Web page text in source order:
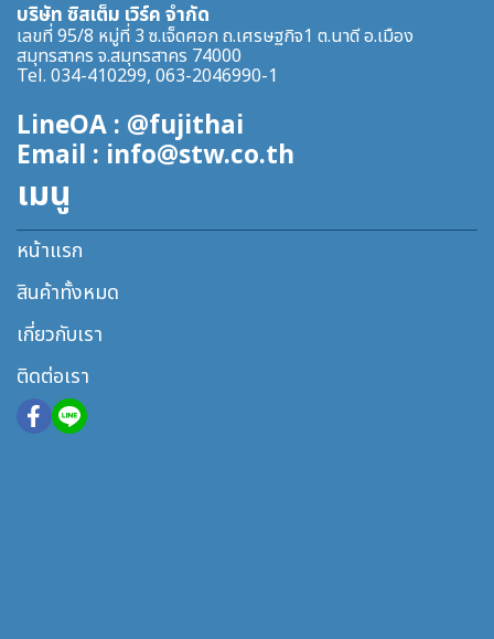
บริษัท ซิสเต็ม เวิร์ค จำกัด
เลขที่ 95/8 หมู่ที่ 3 ซ.เจ็ดศอก ถ.เศรษฐกิจ1 ต.นาดี อ.เมือง
สมุทรสาคร จ.สมุทรสาคร 74000
Tel. 034-410299, 063-2046990-1
LineOA : @fujithai
Email : info@stw.co.th
เมนู
หน้าแรก
สินค้าทั้งหมด
เกี่ยวกับเรา
ติดต่อเรา